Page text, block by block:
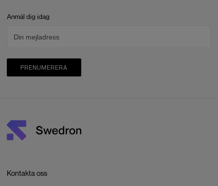
Anmäl dig idag
PRENUMERERA
Kontakta oss